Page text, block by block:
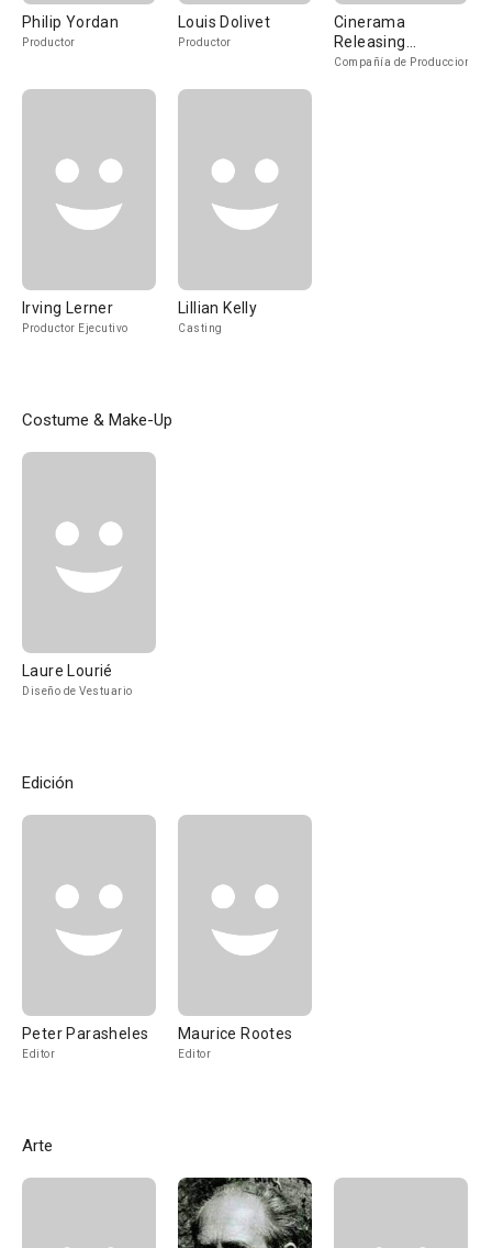
Philip Yordan
Productor
Louis Dolivet
Productor
Cinerama
Releasing
Corporation
Compañía de Produccion
Irving Lerner
Productor Ejecutivo
Lillian Kelly
Casting
Costume & Make-Up
Laure Lourié
Diseño de Vestuario
Edición
Peter Parasheles
Editor
Maurice Rootes
Editor
Arte